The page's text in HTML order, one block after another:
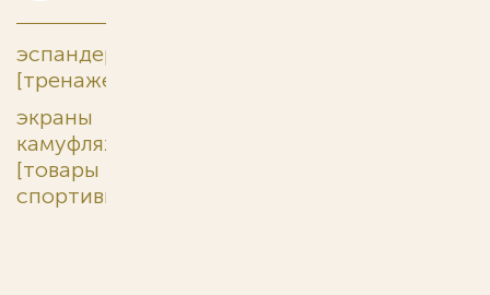
эспандеры
[тренажеры]
экраны
камуфляжные
[товары
спортивные]